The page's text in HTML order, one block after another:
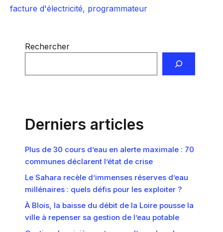
facture d'électricité, programmateur
Rechercher
Derniers articles
Plus de 30 cours d’eau en alerte maximale : 70
communes déclarent l’état de crise
Le Sahara recèle d’immenses réserves d’eau
millénaires : quels défis pour les exploiter ?
À Blois, la baisse du débit de la Loire pousse la
ville à repenser sa gestion de l’eau potable